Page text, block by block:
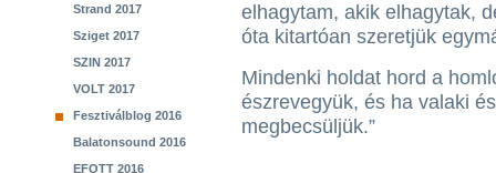
Strand 2017
Sziget 2017
SZIN 2017
VOLT 2017
Fesztiválblog 2016
Balatonsound 2016
EFOTT 2016
elhagytam, akik elhagytak,
óta kitartóan szeretjük
Mindenki holdat hord a
észrevegyük, és ha valaki
megbecsüljük.”